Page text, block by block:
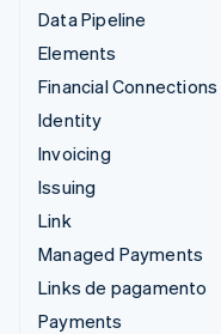
Data Pipeline
Elements
Financial Connections
Identity
Invoicing
Issuing
Link
Managed Payments
Links de pagamento
Payments